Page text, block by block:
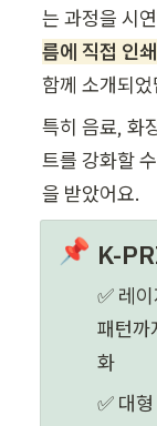
는 과정을 시
름에 직접 인
함께 소개되
특히 음료, 화
트를 강화할
을 받았어요.
📌 K-
✅ 레
패턴까
화
✅ 대